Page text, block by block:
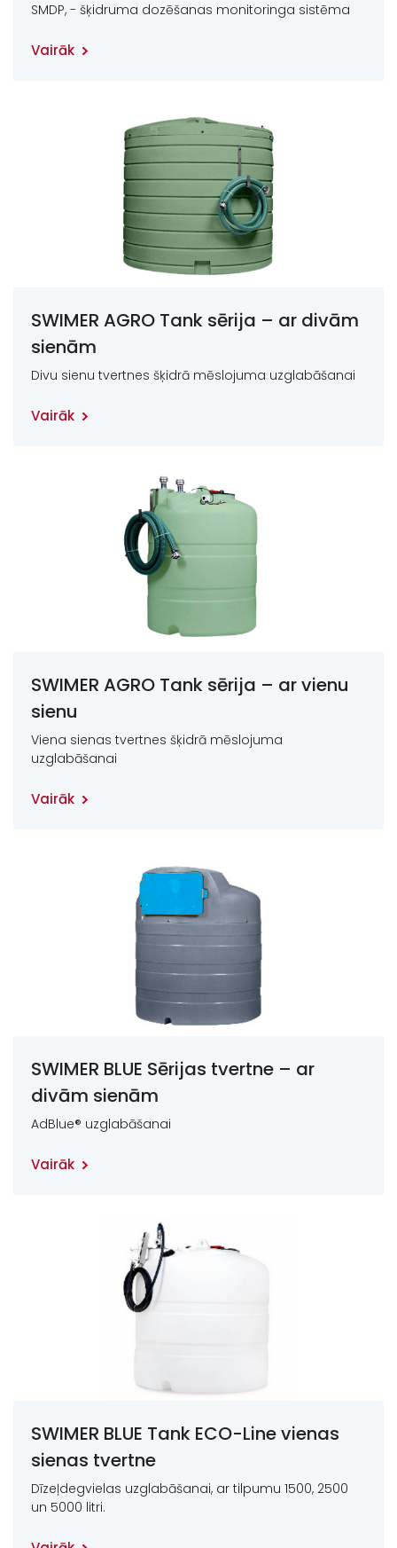
SMDP, - šķidruma dozēšanas monitoringa sistēma
Vairāk
SWIMER AGRO Tank sērija – ar divām
sienām
Divu sienu tvertnes šķidrā mēslojuma uzglabāšanai
Vairāk
SWIMER AGRO Tank sērija – ar vienu
sienu
Viena sienas tvertnes šķidrā mēslojuma
uzglabāšanai
Vairāk
SWIMER BLUE Sērijas tvertne – ar
divām sienām
AdBlue® uzglabāšanai
Vairāk
SWIMER BLUE Tank ECO-Line vienas
sienas tvertne
Dīzeļdegvielas uzglabāšanai, ar tilpumu 1500, 2500
un 5000 litri.